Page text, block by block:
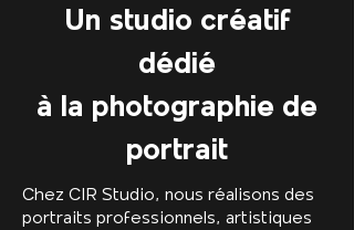
Un studio créatif
dédié
à la photographie de
portrait
Chez CIR Studio, nous réalisons des
portraits professionnels, artistiques